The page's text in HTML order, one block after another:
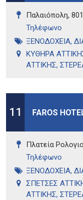
Παλαιόπολη,
Τηλέφωνo
ΞΕΝΟΔΟΧΕΙΑ,
ΚΥΘΗΡΑ
ΑΤΤΙΚΗΣ,
11 FAROS
Πλατεία
Τηλέφωνo
ΞΕΝΟΔΟΧΕΙΑ,
ΣΠΕΤΣΕΣ
ΑΤΤΙΚΗΣ,